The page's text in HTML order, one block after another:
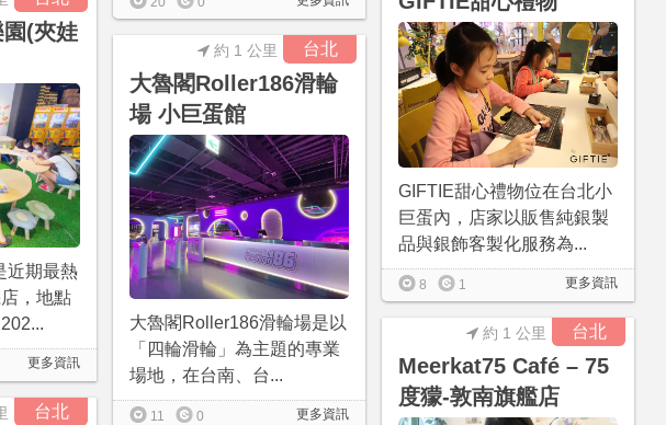
GIFTIE甜心禮物位在台北小
巨蛋內，店家以販售純銀製
品與銀飾客製化服務為...
更多資訊
8 1
(夾娃
近期最熱
，地點
更多資訊
台北
大魯閣Roller186滑輪
場 小巨蛋館
約 1 公里
大魯閣Roller186滑輪場是以
「四輪滑輪」為主題的專業
場地，在台南、台...
更多資訊
11 0
台北
Meerkat75 Café – 75
度獴-敦南旗艦店
約 1 公里
台北